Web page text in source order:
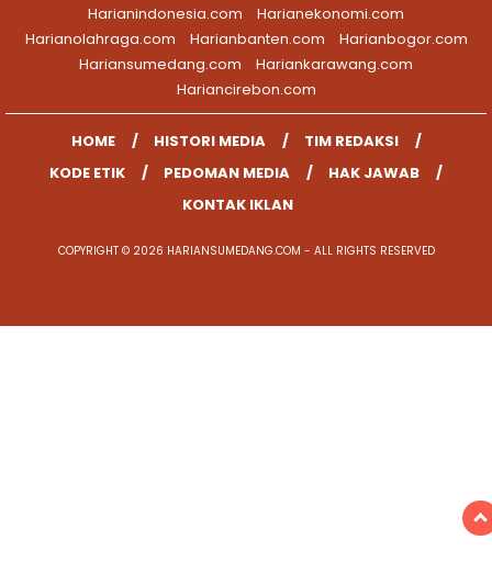
Harianindonesia.com
Harianekonomi.com
Harianolahraga.com
Harianbanten.com
Harianbogor.com
Hariansumedang.com
Hariankarawang.com
Hariancirebon.com
HOME HISTORI MEDIA
TIM REDAKSI
KODE ETIK
PEDOMAN MEDIA
HAK JAWAB
KONTAK IKLAN
COPYRIGHT © 2026 HARIANSUMEDANG.COM - ALL RIGHTS RESERVED